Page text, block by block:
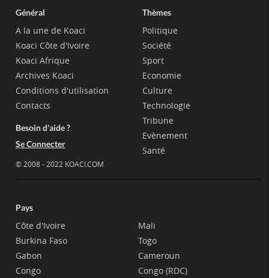
Général
A la une de Koaci
Koaci Côte d'Ivoire
Koaci Afrique
Archives Koaci
Conditions d'utilisation
Contacts
Besoin d'aide ?
Se Connecter
© 2008 - 2022 KOACI.COM
Thèmes
Politique
Société
Sport
Economie
Culture
Technologie
Tribune
Evènement
Santé
Pays
Côte d'Ivoire
Burkina Faso
Gabon
Congo
Mali
Togo
Cameroun
Congo (RDC)